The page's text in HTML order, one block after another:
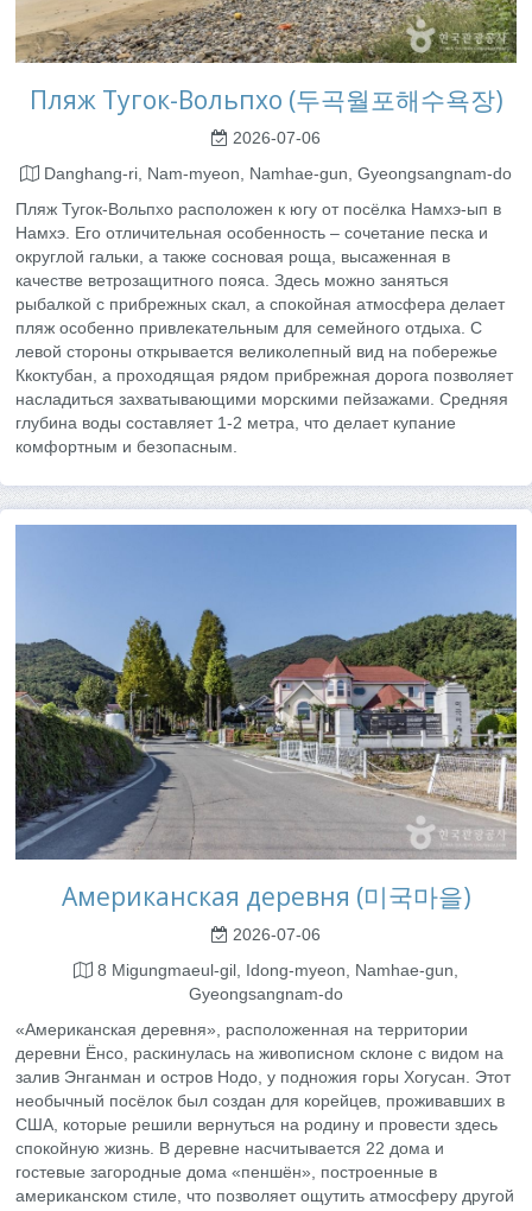
Пляж Тугок-Вольпхо (두곡월포해수욕장)
2026-07-06
Danghang-ri, Nam-myeon, Namhae-gun, Gyeongsangnam-do
Пляж Тугок-Вольпхо расположен к югу от посёлка Намхэ-ып в
Намхэ. Его отличительная особенность – сочетание песка и
округлой гальки, а также сосновая роща, высаженная в
качестве ветрозащитного пояса. Здесь можно заняться
рыбалкой с прибрежных скал, а спокойная атмосфера делает
пляж особенно привлекательным для семейного отдыха. С
левой стороны открывается великолепный вид на побережье
Ккоктубан, а проходящая рядом прибрежная дорога позволяет
насладиться захватывающими морскими пейзажами. Средняя
глубина воды составляет 1-2 метра, что делает купание
комфортным и безопасным.
Американская деревня (미국마을)
2026-07-06
8 Migungmaeul-gil, Idong-myeon, Namhae-gun,
Gyeongsangnam-do
«Американская деревня», расположенная на территории
деревни Ёнсо, раскинулась на живописном склоне с видом на
залив Энганман и остров Нодо, у подножия горы Хогусан. Этот
необычный посёлок был создан для корейцев, проживавших в
США, которые решили вернуться на родину и провести здесь
спокойную жизнь. В деревне насчитывается 22 дома и
гостевые загородные дома «пеншён», построенные в
американском стиле, что позволяет ощутить атмосферу другой